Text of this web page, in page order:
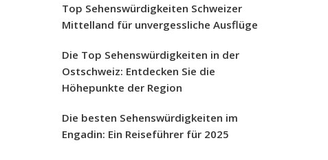
Top Sehenswürdigkeiten Schweizer
Mittelland für unvergessliche Ausflüge
Die Top Sehenswürdigkeiten in der
Ostschweiz: Entdecken Sie die
Höhepunkte der Region
Die besten Sehenswürdigkeiten im
Engadin: Ein Reiseführer für 2025